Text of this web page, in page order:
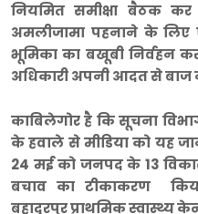
नियमित समीक्षा बैठक
अमलीजामा पहनाने के लिए
भूमिका का बखूबी निर्वहन
अधिकारी अपनी आदत से बाज
काबिलेगोर है कि सूचना विभाग
के हवाले से मीडिया को यह
24 मई को जनपद के 13
बचाव का टीकाकरण
बहादुरपुर प्राथमिक स्वास्थ्य